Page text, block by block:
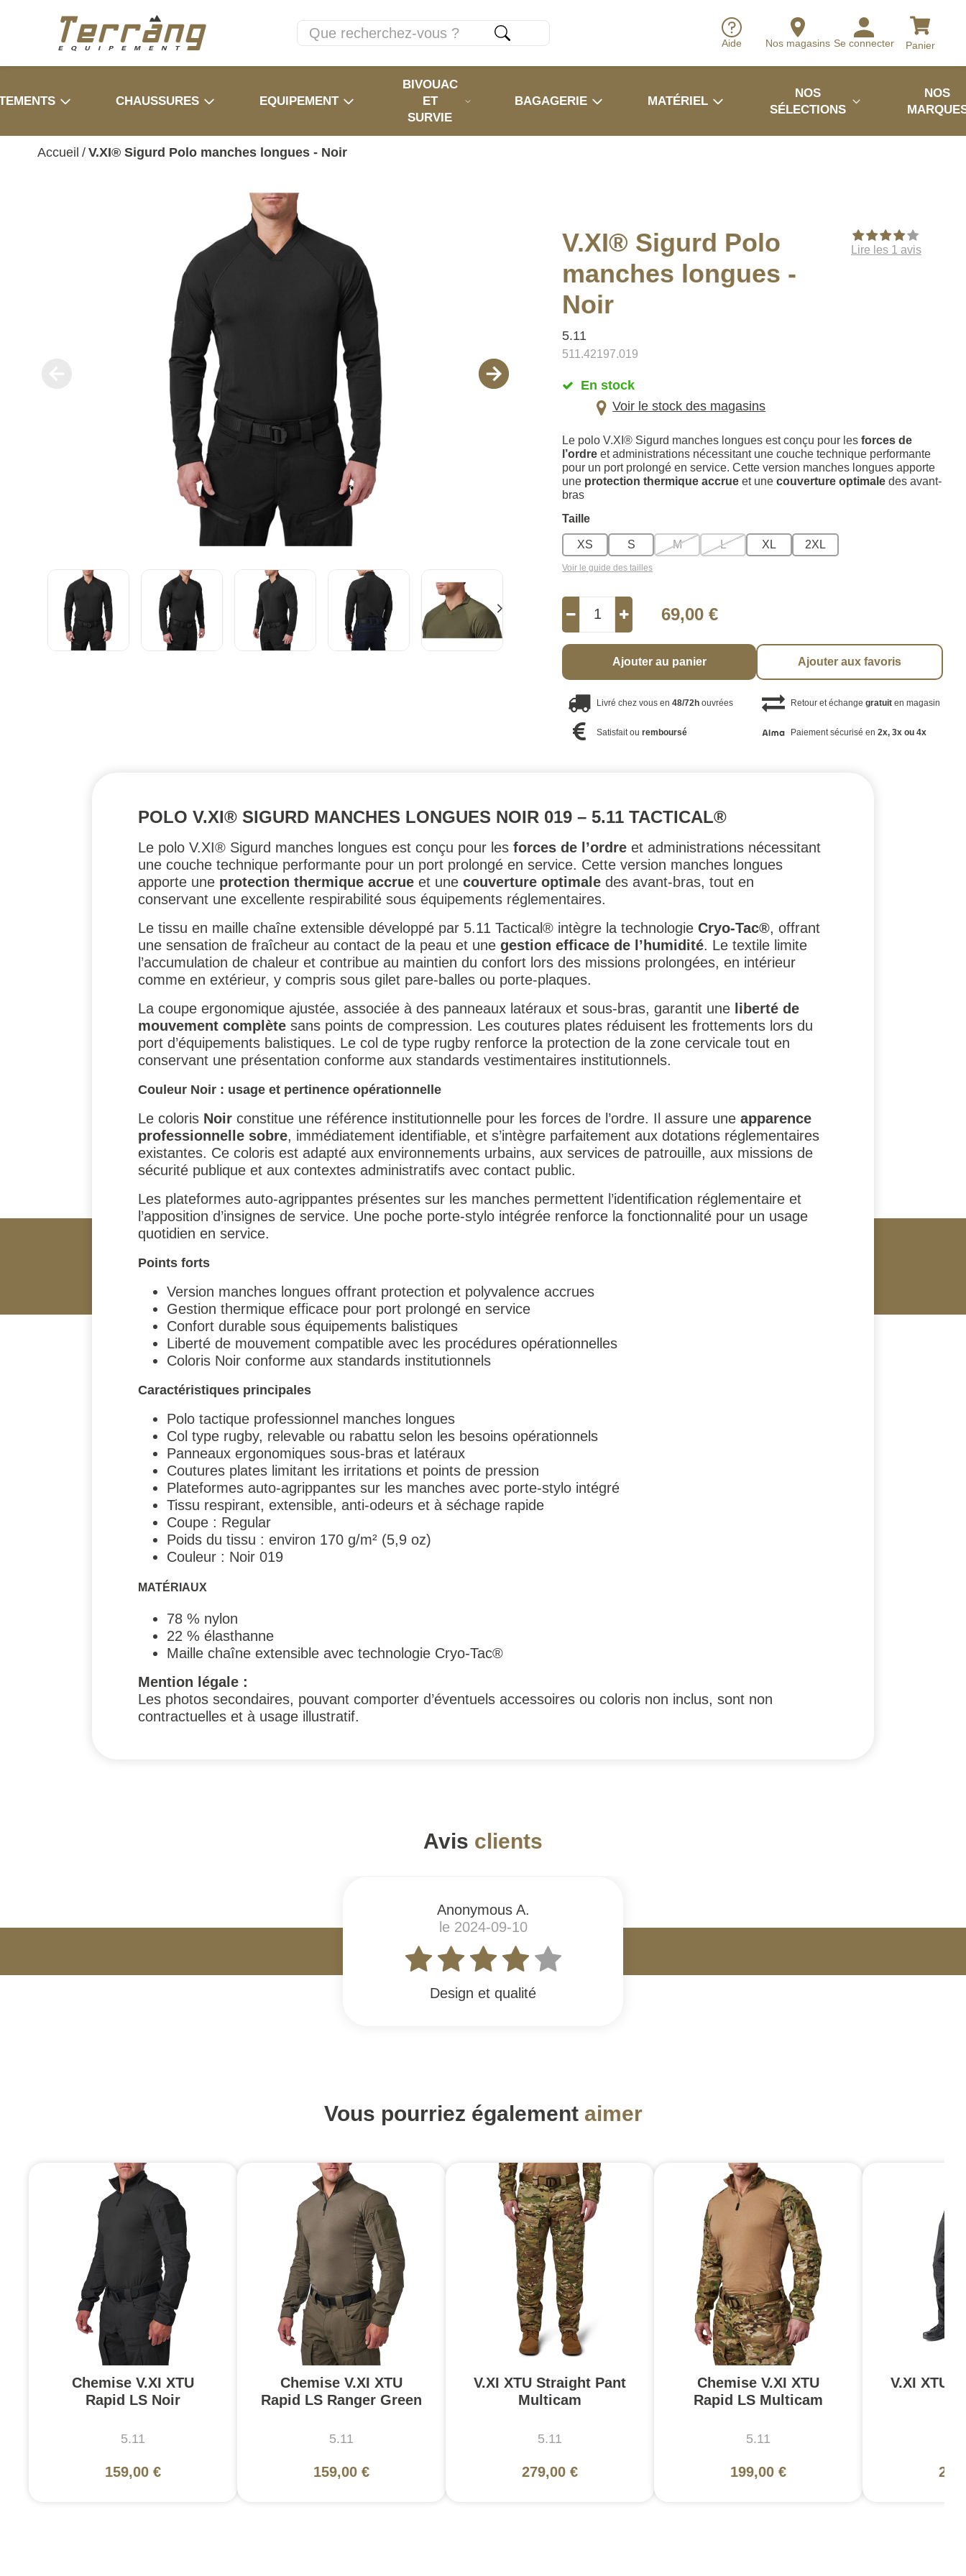
Aide Nos magasins Se connecter Panier
CHAUSSURES EQUIPEMENT
BIVOUAC
ET
SURVIE
BAGAGERIE MATÉRIEL
NOS
SÉLECTIONS
NOS
Accueil / V.XI® Sigurd Polo manches longues - Noir
V.XI® Sigurd Polo
manches longues -
Noir
5.11
511.42197.019
Lire les 1 avis
En stock
Voir le stock des magasins
Le polo V.XI® Sigurd manches longues est conçu pour lesforces de
l’ordre et administrations nécessitant une couche technique performante
pour un port prolongé en service. Cette version manches longues apporte
une protection thermique accrue et unecouverture optimale des avant-
bras
Taille
XS S M L XL 2XL
Voir le guide des tailles
69,00 €
Ajouter au panier Ajouter aux favoris
Livré chez vous en48/72h ouvrées Retour et échange gratuiten magasin
Satisfait ouremboursé Paiement sécurisé en 2x, 3x ou 4x
POLO V.XI® SIGURD MANCHES LONGUES NOIR 019 – 5.11 TACTICAL®
Le polo V.XI® Sigurd manches longues est conçu pour les forces de l’ordre et administrations nécessitant
une couche technique performante pour un port prolongé en service. Cette version manches longues
apporte une protection thermique accrue et une couverture optimale des avant-bras, tout en
conservant une excellente respirabilité sous équipements réglementaires.
Le tissu en maille chaîne extensible développé par 5.11 Tactical® intègre la technologie Cryo-Tac®, offrant
une sensation de fraîcheur au contact de la peau et une gestion efficace de l’humidité. Le textile limite
l’accumulation de chaleur et contribue au maintien du confort lors des missions prolongées, en intérieur
comme en extérieur, y compris sous gilet pare-balles ou porte-plaques.
La coupe ergonomique ajustée, associée à des panneaux latéraux et sous-bras, garantit une liberté de
mouvement complète sans points de compression. Les coutures plates réduisent les frottements lors du
port d’équipements balistiques. Le col de type rugby renforce la protection de la zone cervicale tout en
conservant une présentation conforme aux standards vestimentaires institutionnels.
Couleur Noir : usage et pertinence opérationnelle
Le coloris Noir constitue une référence institutionnelle pour les forces de l’ordre. Il assure une apparence
professionnelle sobre, immédiatement identifiable, et s’intègre parfaitement aux dotations réglementaires
existantes. Ce coloris est adapté aux environnements urbains, aux services de patrouille, aux missions de
sécurité publique et aux contextes administratifs avec contact public.
Les plateformes auto-agrippantes présentes sur les manches permettent l’identification réglementaire et
l’apposition d’insignes de service. Une poche porte-stylo intégrée renforce la fonctionnalité pour un usage
quotidien en service.
Points forts
Version manches longues offrant protection et polyvalence accrues
Gestion thermique efficace pour port prolongé en service
Confort durable sous équipements balistiques
Liberté de mouvement compatible avec les procédures opérationnelles
Coloris Noir conforme aux standards institutionnels
Caractéristiques principales
Polo tactique professionnel manches longues
Col type rugby, relevable ou rabattu selon les besoins opérationnels
Panneaux ergonomiques sous-bras et latéraux
Coutures plates limitant les irritations et points de pression
Plateformes auto-agrippantes sur les manches avec porte-stylo intégré
Tissu respirant, extensible, anti-odeurs et à séchage rapide
Coupe : Regular
Poids du tissu : environ 170 g/m² (5,9 oz)
Couleur : Noir 019
MATÉRIAUX
78 % nylon
22 % élasthanne
Maille chaîne extensible avec technologie Cryo-Tac®
Mention légale :
Les photos secondaires, pouvant comporter d’éventuels accessoires ou coloris non inclus, sont non
contractuelles et à usage illustratif.
Avis clients
Anonymous A.
le 2024-09-10
Design et qualité
Vous pourriez également aimer
Chemise V.XI XTU
Rapid LS Noir
5.11
159,00 €
Chemise V.XI XTU
Rapid LS Ranger Green
5.11
159,00 €
V.XI XTU Straight Pant
Multicam
5.11
279,00 €
Chemise V.XI XTU
Rapid LS Multicam
5.11
199,00 €
V.XI XTU